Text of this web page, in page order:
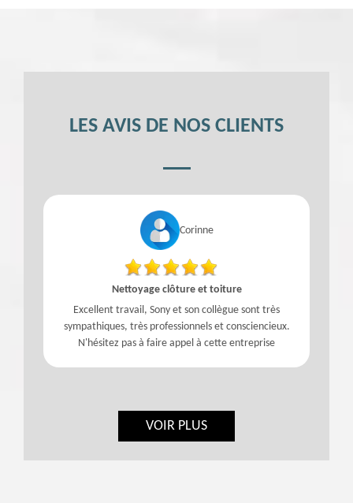
LES AVIS DE NOS CLIENTS
Corinne
Nettoyage clôture et toiture
Excellent travail, Sony et son collègue sont très
sympathiques, très professionnels et consciencieux.
N'hésitez pas à faire appel à cette entreprise
VOIR PLUS